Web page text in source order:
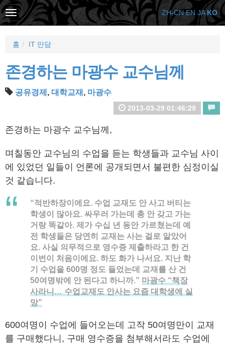
홈 IT 만담
존경하는 마광수 교수님께
공유경제 , 대학교재 , 마광수
2013-03-29 01:46:29
존경하는 마광수 교수님께,
며칠동안 교수님의 수업을 듣는 학생들과 교수님 사이
에 있었던 일들이 언론에 공개되면서 불편한 심정이실
것 같습니다.
“적반하장이에요. 수업 교재도 안 사고 버티는
학생이 많아요. 싸우러 가는데 총 안 갖고 가는
거랑 똑같아. 제가 수십 년 동안 가르쳤는데 예
전 학생들은 당연히 교재는 사는 걸로 알았어
요. 사실 의무적으로 영수증 제출하라고 한 건
이번이 처음이에요. 하도 화가 나서요. 지난 학
기 수업을 600명 정도 들었는데 교재를 산 건
50여명밖에 안 된다고 하니까.” 마광수 “책장
사라니… 수업교재도 안사는 요즘 대학생에 실
망”
600여명이 수업에 들어오는데 고작 50여명만이 교재
를 구매했다니, 구매 영수증을 첨부해서라도 수업에
ZH-CN EN JA KO